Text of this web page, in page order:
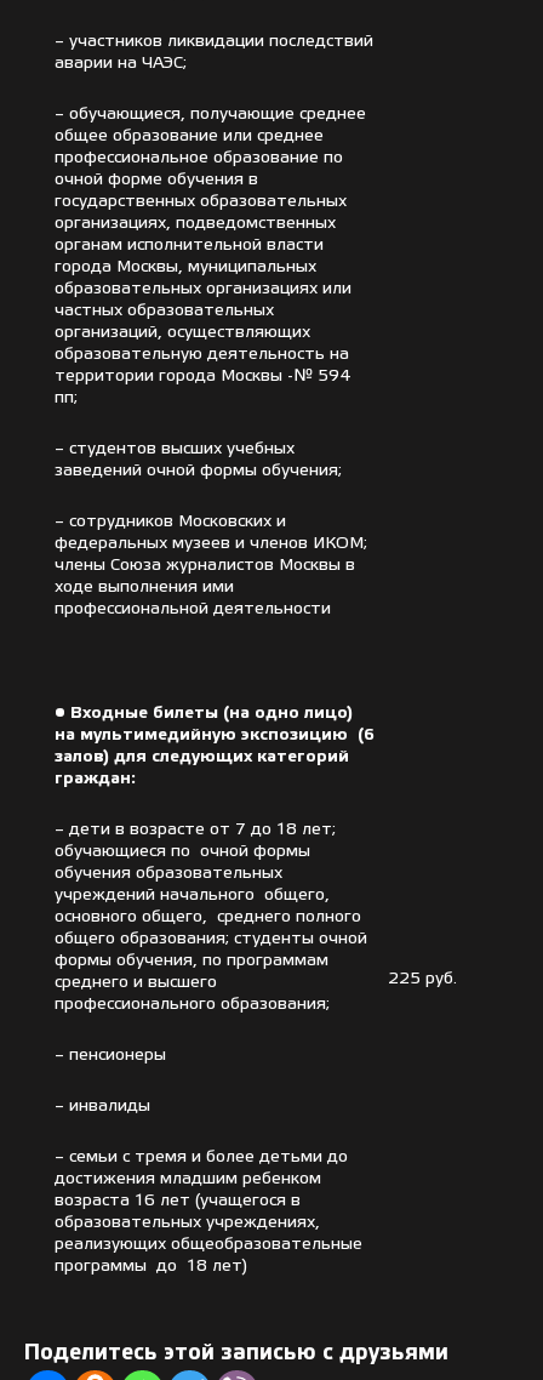
– участников ликвидации последствий
аварии на ЧАЭС;
– обучающиеся, получающие среднее
общее образование или среднее
профессиональное образование по
очной форме обучения в
государственных образовательных
организациях, подведомственных
органам исполнительной власти
города Москвы, муниципальных
образовательных организациях или
частных образовательных
организаций, осуществляющих
образовательную деятельность на
территории города Москвы -№ 594
пп;
– студентов высших учебных
заведений очной формы обучения;
– сотрудников Московских и
федеральных музеев и членов ИКОМ;
члены Союза журналистов Москвы в
ходе выполнения ими
профессиональной деятельности
• Входные билеты (на одно лицо)
на мультимедийную экспозицию (6
залов) для следующих категорий
граждан:
– дети в возрасте от 7 до 18 лет;
обучающиеся по очной формы
обучения образовательных
учреждений начального общего,
основного общего, среднего полного
общего образования; студенты очной
формы обучения, по программам
среднего и высшего
профессионального образования;
– пенсионеры
– инвалиды
– семьи с тремя и более детьми до
достижения младшим ребенком
возраста 16 лет (учащегося в
образовательных учреждениях,
реализующих общеобразовательные
программы до 18 лет)
225 руб.
Поделитесь этой записью с друзьями